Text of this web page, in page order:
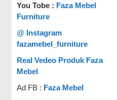
You Tobe : Faza Mebel
Furniture
@ Instagram
fazamebel_furniture
Real Vedeo Produk Faza
Mebel
Ad FB : Faza Mebel